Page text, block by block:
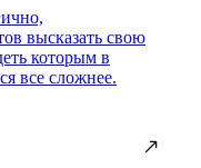
высказать свою
которым в
все сложнее.